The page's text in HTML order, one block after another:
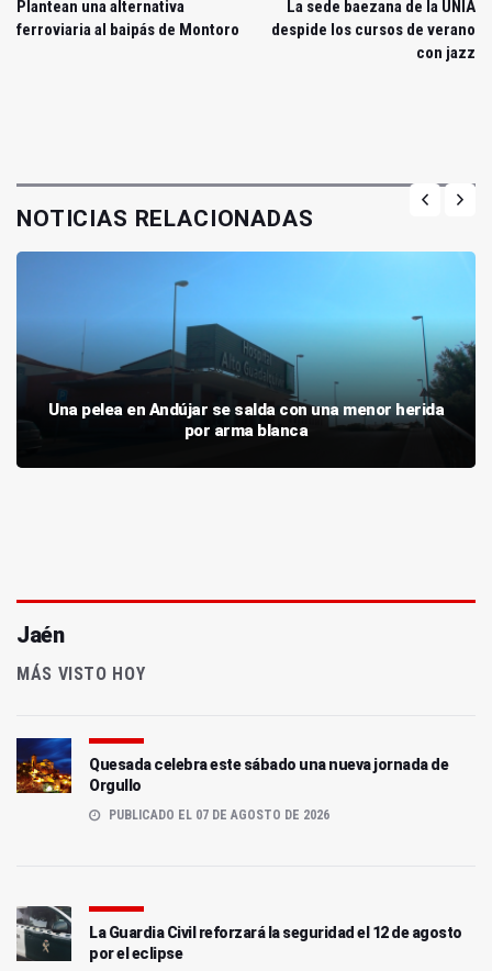
Plantean una alternativa
ferroviaria al baipás de Montoro
La sede baezana de la UNIA
despide los cursos de verano
con jazz
NOTICIAS RELACIONADAS
Una pelea en Andújar se salda con una menor herida
por arma blanca
Jaén
MÁS VISTO HOY
Quesada celebra este sábado una nueva jornada de
Orgullo
PUBLICADO EL 07 DE AGOSTO DE 2026
La Guardia Civil reforzará la seguridad el 12 de agosto
por el eclipse